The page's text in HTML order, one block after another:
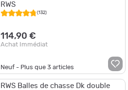
RWS
(132)
114,90 €
Achat Immédiat
Neuf - Plus que3 articles
RWS Balles de chasse Dk double